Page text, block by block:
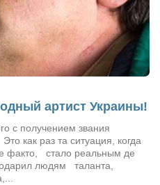
артист Украины!
с получением звания
как раз та ситуация, когда
факто, стало реальным де
людям таланта,